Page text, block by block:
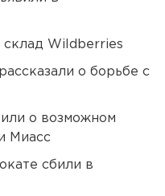
склад Wildberries
о борьбе с
о возможном
Миасс
сбили в